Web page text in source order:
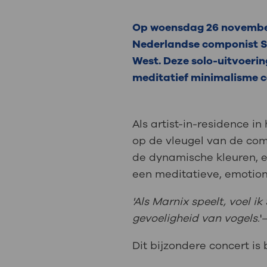
Uw
Werken
Contact
steeds verder uit, zodat u zelf
we u sneller helpen.
Direct naar MijnOLVG
Op woensdag 26
Nederlandse componist
West. Deze solo-
meditatief minimalisme
Als artist-in-residence in
op de vleugel van de
de dynamische kleuren,
een meditatieve,
'Als Marnix speelt, voel
gevoeligheid van vogels.
Dit bijzondere concert is